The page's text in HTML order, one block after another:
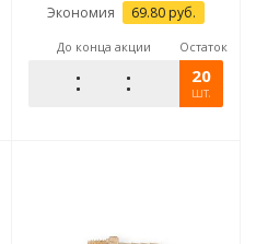
Экономия 69.80 руб.
До конца акции Остаток
20
шт.